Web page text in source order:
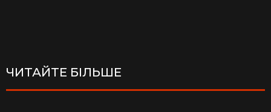
ЧИТАЙТЕ БІЛЬШЕ